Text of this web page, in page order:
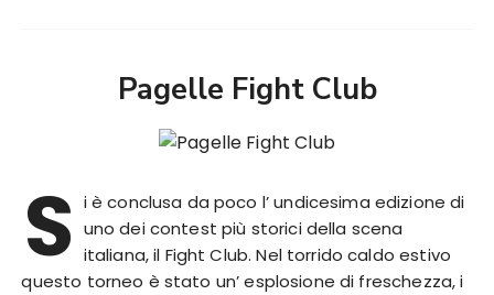
Pagelle Fight Club
S i è conclusa da poco l’ undicesima edizione di
uno dei contest più storici della scena
italiana, il Fight Club. Nel torrido caldo estivo
questo torneo è stato un’ esplosione di freschezza, i